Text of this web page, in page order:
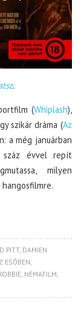
.
(Whiplash),
szikár dráma (Az
a még januárban
száz évvel repít
milyen
PITT, DAMIEN
ESŐBEN
NÉMAFILM